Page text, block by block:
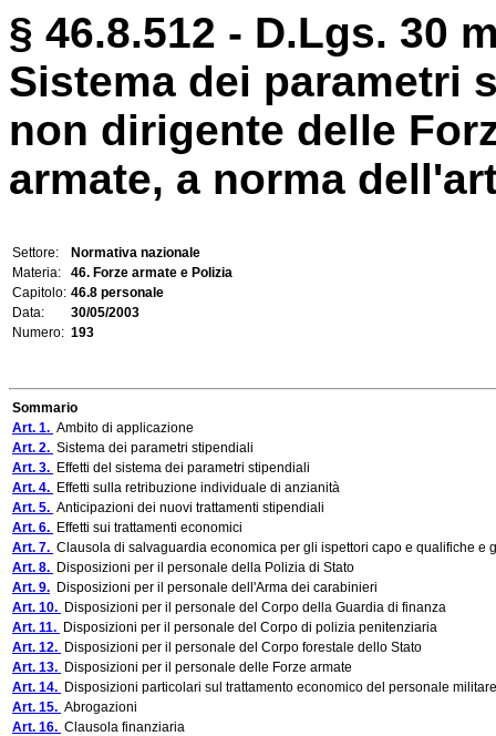
§ 46.8.512 - D.Lgs. 30
Sistema dei parametri
non dirigente delle
armate, a norma
Settore:
Normativa nazionale
Materia:
46. Forze armate e Polizia
Capitolo: 46.8 personale
Data:
30/05/2003
Numero: 193
Sommario
Art. 1. Ambito di applicazione
Art. 2. Sistema dei parametri stipendiali
Art. 3. Effetti del sistema dei parametri stipendiali
Art. 4. Effetti sulla retribuzione individuale di anzianità
Art. 5. Anticipazioni dei nuovi trattamenti stipendiali
Art. 6. Effetti sui trattamenti economici
Art. 7. Clausola di salvaguardia economica per gli ispettori capo e qualifiche e
Art. 8. Disposizioni per il personale della Polizia di Stato
Art. 9. Disposizioni per il personale dell'Arma dei carabinieri
Art. 10. Disposizioni per il personale del Corpo della Guardia di finanza
Art. 11. Disposizioni per il personale del Corpo di polizia penitenziaria
Art. 12. Disposizioni per il personale del Corpo forestale dello Stato
Art. 13. Disposizioni per il personale delle Forze armate
Art. 14. Disposizioni particolari sul trattamento economico del personale militare
Art. 15. Abrogazioni
Art. 16. Clausola finanziaria